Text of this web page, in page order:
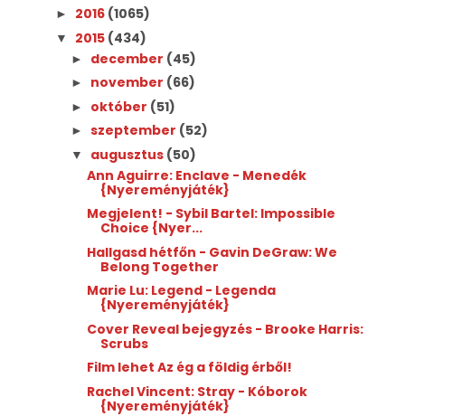
► 2016 (1065)
▼ 2015 (434)
► december (45)
► november (66)
► október (51)
►szeptember (52)
▼ augusztus (50)
Ann Aguirre: Enclave - Menedék
{Nyereményjáték}
Megjelent! - Sybil Bartel: Impossible
Choice {Nyer...
Hallgasd hétfőn - Gavin DeGraw: We
Belong Together
Marie Lu: Legend - Legenda
{Nyereményjáték}
Cover Reveal bejegyzés - Brooke Harris:
Scrubs
Film lehet Az ég a földig érből!
Rachel Vincent: Stray - Kóborok
{Nyereményjáték}